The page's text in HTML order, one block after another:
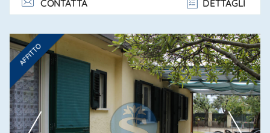
equipaggiata. . .
CONTATTA DETTAGLI
AFFITTO
Ti interessa?
Contatta